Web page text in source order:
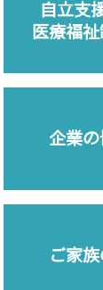
自立支
医療福
企業
ご家